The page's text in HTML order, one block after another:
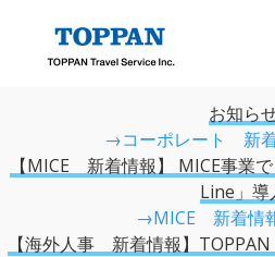
お知ら
→コーポレート 新
【MICE 新着情報】 MICE事業
Line」導
→MICE 新着情
【海外人事 新着情報】